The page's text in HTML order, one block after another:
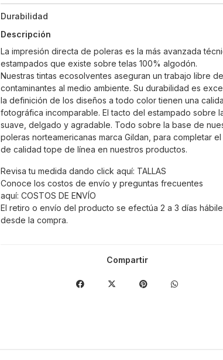
Durabilidad
Descripción
La impresión directa de poleras es la más avanzada
estampados que existe sobre telas 100% algodón.
Nuestras tintas ecosolventes aseguran un trabajo libre de
contaminantes al medio ambiente. Su durabilidad es
la definición de los diseños a todo color tienen una
fotográfica incomparable. El tacto del estampado sobre
suave, delgado y agradable. Todo sobre la base de
poleras norteamericanas marca Gildan, para completar
de calidad tope de línea en nuestros productos.
Revisa tu medida dando click aquí: TALLAS
Conoce los costos de envío y preguntas frecuentes
aquí: COSTOS DE ENVÍO
El retiro o envío del producto se efectúa 2 a 3 días
desde la compra.
Compartir